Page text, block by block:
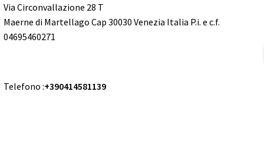
Via Circonvallazione 28 T
Maerne di Martellago Cap 30030 Venezia Italia P.i. e c.f.
04695460271
Telefono :+390414581139